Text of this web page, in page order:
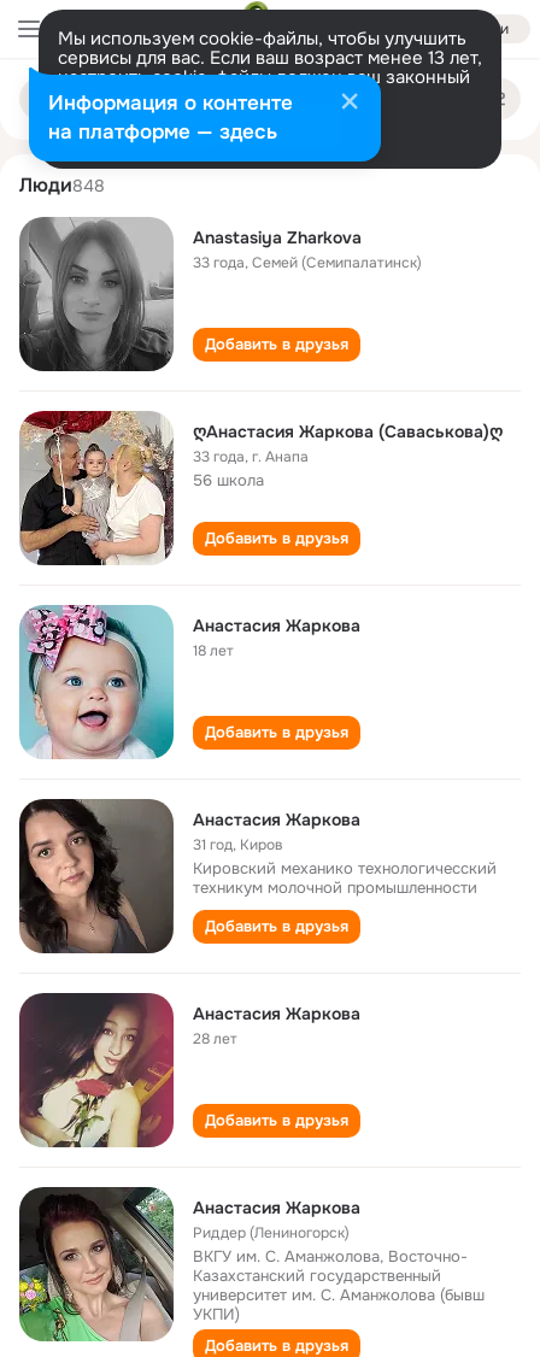
Войти
Мы используем cookie-файлы, чтобы улучшить
сервисы для вас. Если ваш возраст менее 13 лет,
настроить cookie-файлы должен ваш законный
представитель. Больше информации
Разрешить все Настроить
Поиск
людям
anastasiya zharkova
Люди848
Anastasiya Zharkova
33 года,Семей (Семипалатинск)
Добавить в друзья
ღАнастасия Жаркова (Саваськова)ღ
33 года,г. Анапа
56 школа
Добавить в друзья
Анастасия Жаркова
18 лет
Добавить в друзья
Анастасия Жаркова
31 год, Киров
Кировский механико технологичесский
техникум молочной промышленности
Добавить в друзья
Анастасия Жаркова
28 лет
Добавить в друзья
Анастасия Жаркова
Риддер (Лениногорск)
ВКГУ им. С. Аманжолова, Восточно-
Казахстанский государственный
университет им. С. Аманжолова (бывш
УКПИ)
Добавить в друзья
Информация о контенте
на платформе — здесь